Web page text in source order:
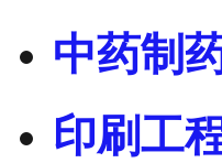
中药制
印刷工